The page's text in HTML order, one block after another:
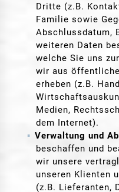
Dritte (z.B.
Familie sowie
Abschlussdatum,
weiteren Daten
welche Sie uns
wir aus
erheben (z.B.
Medien,
dem Internet).
Verwaltung und
beschaffen und
wir unsere
unseren Klienten
(z.B. Lieferanten,